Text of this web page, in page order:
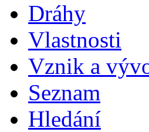
Dráhy
Vlastnosti
Vznik a
Seznam
Hledání